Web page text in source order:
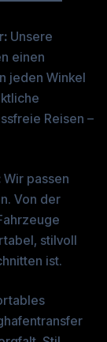
Unsere
einen
jeden Winkel
Reisen –
Wir passen
Von der
stilvoll
ist.